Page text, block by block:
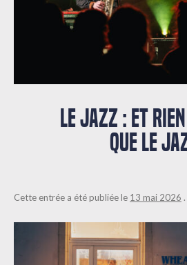
LE JAZZ : ET
QUE LE
Cette entrée a été publiée le 13 mai 2026 .